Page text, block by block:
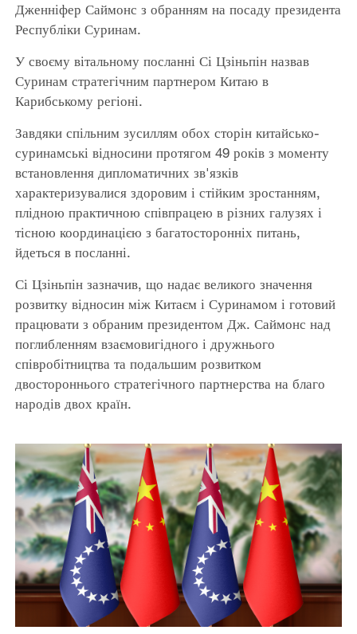
Дженніфер Саймонс з обранням на посаду президента
Республіки Суринам.
У своєму вітальному посланні Сі Цзіньпін назвав
Суринам стратегічним партнером Китаю в
Карибському регіоні.
Завдяки спільним зусиллям обох сторін китайсько-
суринамські відносини протягом 49 років з моменту
встановлення дипломатичних зв'язків
характеризувалися здоровим і стійким зростанням,
плідною практичною співпрацею в різних галузях і
тісною координацією з багатосторонніх питань,
йдеться в посланні.
Сі Цзіньпін зазначив, що надає великого значення
розвитку відносин між Китаєм і Суринамом і готовий
працювати з обраним президентом Дж. Саймонс над
поглибленням взаємовигідного і дружнього
співробітництва та подальшим розвитком
двостороннього стратегічного партнерства на благо
народів двох країн.